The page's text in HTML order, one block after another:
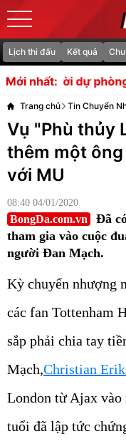
Lịch thi đấu Kết quả
Mới nhất:
cho Bruno
Trang chủ Tin Chuyển
Vụ "Phù thủy
thêm một
với MU
08:40 04/01/2020
BongDa.com.vn
Đã
tham gia vào cuộc
người Đan Mạch.
Kỳ chuyển nhượng
các fan Tottenham
sắp phải chia tay
Mạch,Christian
London từ Ajax vào
tuổi đã lập tức